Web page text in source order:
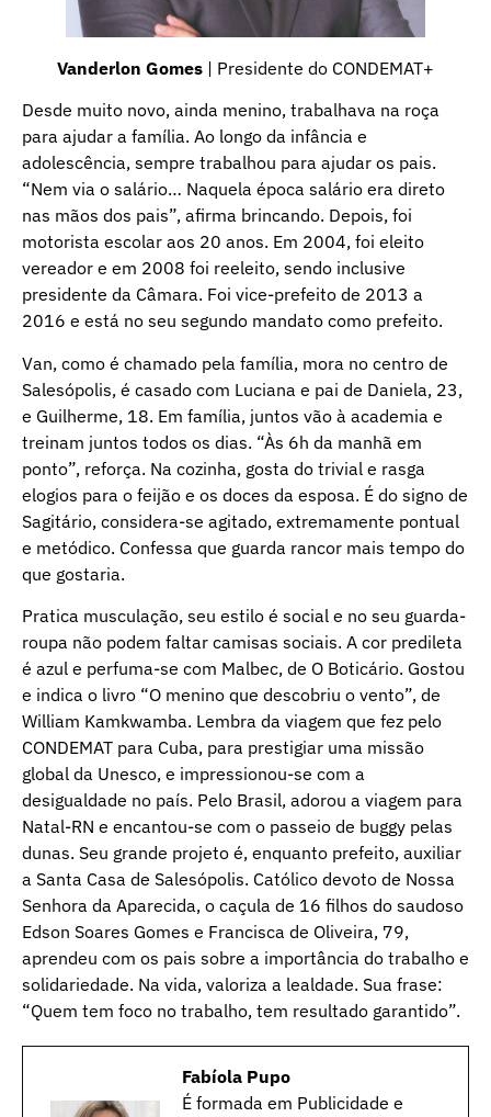
Vanderlon Gomes | Presidente do CONDEMAT+
Desde muito novo, ainda menino, trabalhava na roça
para ajudar a família. Ao longo da infância e
adolescência, sempre trabalhou para ajudar os pais.
“Nem via o salário… Naquela época salário era direto
nas mãos dos pais”, afirma brincando. Depois, foi
motorista escolar aos 20 anos. Em 2004, foi eleito
vereador e em 2008 foi reeleito, sendo inclusive
presidente da Câmara. Foi vice-prefeito de 2013 a
2016 e está no seu segundo mandato como prefeito.
Van, como é chamado pela família, mora no centro de
Salesópolis, é casado com Luciana e pai de Daniela, 23,
e Guilherme, 18. Em família, juntos vão à academia e
treinam juntos todos os dias. “Às 6h da manhã em
ponto”, reforça. Na cozinha, gosta do trivial e rasga
elogios para o feijão e os doces da esposa. É do signo de
Sagitário, considera-se agitado, extremamente pontual
e metódico. Confessa que guarda rancor mais tempo do
que gostaria.
Pratica musculação, seu estilo é social e no seu guarda-
roupa não podem faltar camisas sociais. A cor predileta
é azul e perfuma-se com Malbec, de O Boticário. Gostou
e indica o livro “O menino que descobriu o vento”, de
William Kamkwamba. Lembra da viagem que fez pelo
CONDEMAT para Cuba, para prestigiar uma missão
global da Unesco, e impressionou-se com a
desigualdade no país. Pelo Brasil, adorou a viagem para
Natal-RN e encantou-se com o passeio de buggy pelas
dunas. Seu grande projeto é, enquanto prefeito, auxiliar
a Santa Casa de Salesópolis. Católico devoto de Nossa
Senhora da Aparecida, o caçula de 16 filhos do saudoso
Edson Soares Gomes e Francisca de Oliveira, 79,
aprendeu com os pais sobre a importância do trabalho e
solidariedade. Na vida, valoriza a lealdade. Sua frase:
“Quem tem foco no trabalho, tem resultado garantido”.
Fabíola Pupo
É formada em Publicidade e